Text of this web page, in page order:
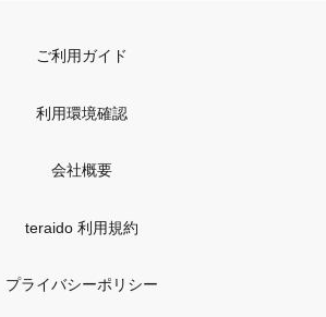
ご利用ガイド
利用環境確認
会社概要
teraido 利用規約
プライバシーポリシー